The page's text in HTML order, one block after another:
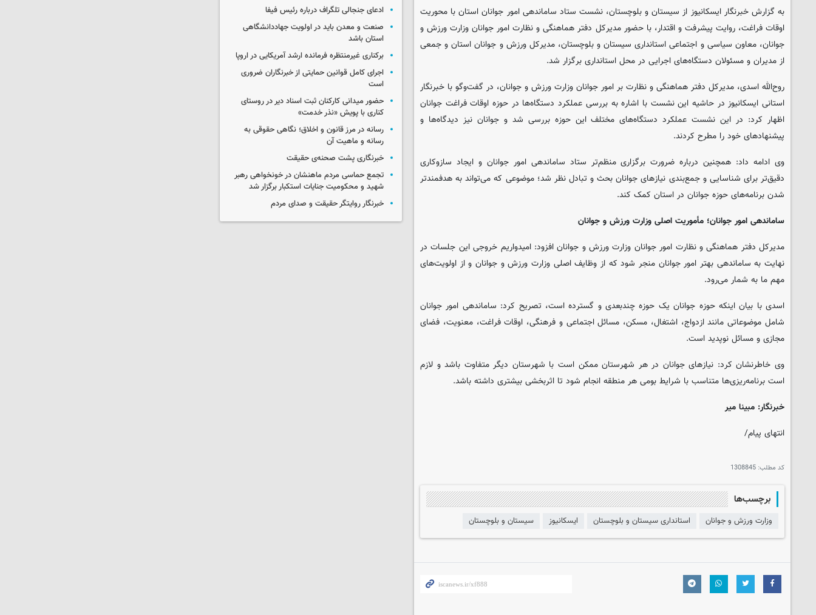
به گزارش خبرنگار ایسکانیوز از سیستان و بلوچستان، نشست ستاد ساماندهی امور جوانان استان با محوریت
اوقات فراغت، روایت پیشرفت و اقتدار، با حضور مدیرکل دفتر هماهنگی و نظارت امور جوانان وزارت ورزش و
جوانان، معاون سیاسی و اجتماعی استانداری سیستان و بلوچستان، مدیرکل ورزش و جوانان استان و جمعی
از مدیران و مسئولان دستگاه‌های اجرایی در محل استانداری برگزار شد.
روح‌الله اسدی، مدیرکل دفتر هماهنگی و نظارت بر امور جوانان وزارت ورزش و جوانان، در گفت‌وگو با خبرنگار
استانی ایسکانیوز در حاشیه این نشست با اشاره به بررسی عملکرد دستگاه‌ها در حوزه اوقات فراغت جوانان
اظهار کرد: در این نشست عملکرد دستگاه‌های مختلف این حوزه بررسی شد و جوانان نیز دیدگاه‌ها و
پیشنهادهای خود را مطرح کردند.
وی ادامه داد: همچنین درباره ضرورت برگزاری منظم‌تر ستاد ساماندهی امور جوانان و ایجاد سازوکاری
دقیق‌تر برای شناسایی و جمع‌بندی نیازهای جوانان بحث و تبادل نظر شد؛ موضوعی که می‌تواند به هدفمندتر
شدن برنامه‌های حوزه جوانان در استان کمک کند.
ساماندهی امور جوانان؛ مأموریت اصلی وزارت ورزش و جوانان
مدیرکل دفتر هماهنگی و نظارت امور جوانان وزارت ورزش و جوانان افزود: امیدواریم خروجی این جلسات در
نهایت به ساماندهی بهتر امور جوانان منجر شود که از وظایف اصلی وزارت ورزش و جوانان و از اولویت‌های
مهم ما به شمار می‌رود.
اسدی با بیان اینکه حوزه جوانان یک حوزه چندبعدی و گسترده است، تصریح کرد: ساماندهی امور جوانان
شامل موضوعاتی مانند ازدواج، اشتغال، مسکن، مسائل اجتماعی و فرهنگی، اوقات فراغت، معنویت، فضای
مجازی و مسائل نوپدید است.
وی خاطرنشان کرد: نیازهای جوانان در هر شهرستان ممکن است با شهرستان دیگر متفاوت باشد و لازم
است برنامه‌ریزی‌ها متناسب با شرایط بومی هر منطقه انجام شود تا اثربخشی بیشتری داشته باشد.
خبرنگار: مبینا میر
انتهای پیام/
کد مطلب: 1308845
برچسب‌ها
وزارت ورزش و جوانان استانداری سیستان و بلوچستان ایسکانیوز سیستان و بلوچستان
ادعای جنجالی تلگراف درباره رئیس فیفا
صنعت و معدن باید در اولویت جهاددانشگاهی
استان باشد
برکناری غیرمنتظره فرمانده ارشد آمریکایی در اروپا
اجرای کامل قوانین حمایتی از خبرنگاران ضروری
است
حضور میدانی کارکنان ثبت اسناد دیر در روستای
کناری با پویش «نذر خدمت»
رسانه در مرز قانون و اخلاق؛ نگاهی حقوقی به
رسانه و ماهیت آن
خبرنگاری پشت صحنه‌ی حقیقت
تجمع حماسی مردم ماهنشان در خونخواهی رهبر
شهید و محکومیت جنایات استکبار برگزار شد
خبرنگار روایتگر حقیقت و صدای مردم